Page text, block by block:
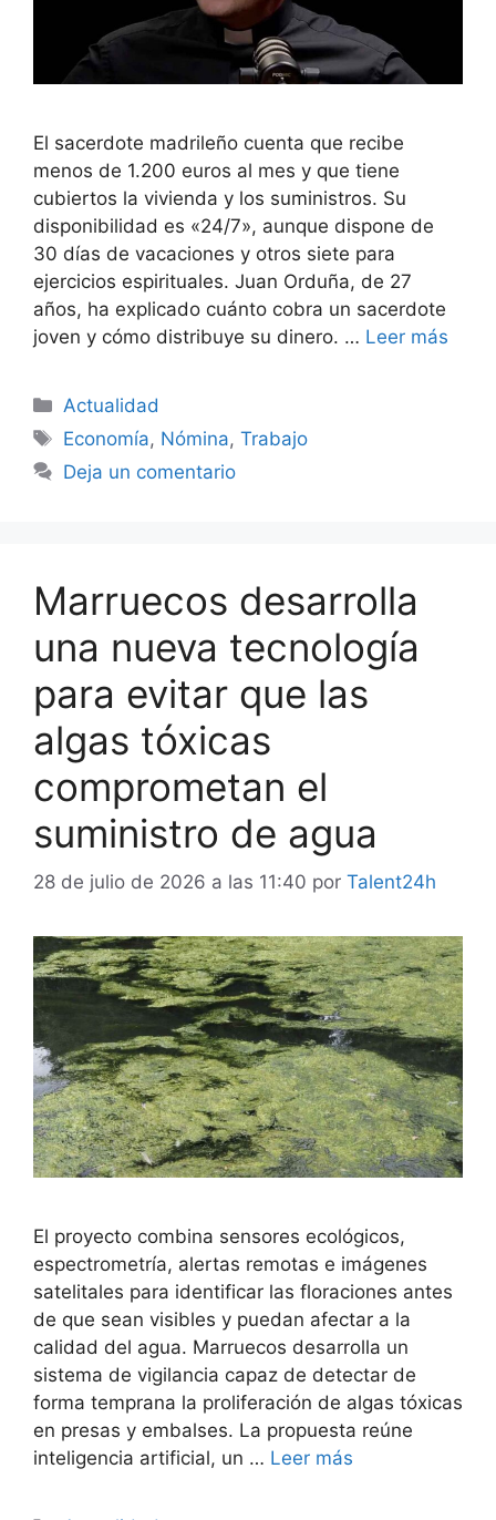
El sacerdote madrileño cuenta que recibe
menos de 1.200 euros al mes y que tiene
cubiertos la vivienda y los suministros. Su
disponibilidad es «24/7», aunque dispone de
30 días de vacaciones y otros siete para
ejercicios espirituales. Juan Orduña, de 27
años, ha explicado cuánto cobra un sacerdote
joven y cómo distribuye su dinero. … Leer más
Categorías
Actualidad
Etiquetas
Economía, Nómina,Trabajo
Deja un comentario
Marruecos desarrolla
una nueva tecnología
para evitar que las
algas tóxicas
comprometan el
suministro de agua
28 de julio de 2026 a las 11:40 por Talent24h
El proyecto combina sensores ecológicos,
espectrometría, alertas remotas e imágenes
satelitales para identificar las floraciones antes
de que sean visibles y puedan afectar a la
calidad del agua. Marruecos desarrolla un
sistema de vigilancia capaz de detectar de
forma temprana la proliferación de algas tóxicas
en presas y embalses. La propuesta reúne
inteligencia artificial, un … Leer más